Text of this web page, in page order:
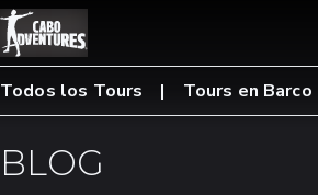
Todos los Tours Tours en Barco
BLOG